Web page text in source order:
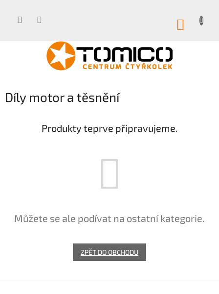
Díly motor a těsnění
Produkty teprve připravujeme.
Můžete se ale podívat na ostatní kategorie.
ZPĚT DO OBCHODU